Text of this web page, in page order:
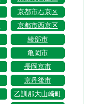
京都市右京区
京都市西京区
綾部市
亀岡市
長岡京市
京丹後市
乙訓郡大山崎町